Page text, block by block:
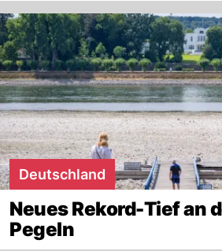
Deutschland
Neues Rekord-Tief an
Pegeln